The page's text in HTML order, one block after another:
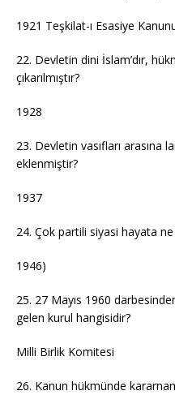
1921 Teşkilat-ı Esasiye
22. Devletin dini İslam’dır,
çıkarılmıştır?
1928
23. Devletin vasıfları arasına
eklenmiştir?
1937
24. Çok partili siyasi hayata
1946)
25. 27 Mayıs 1960
gelen kurul hangisidir?
Milli Birlik Komitesi
26. Kanun hükmünde